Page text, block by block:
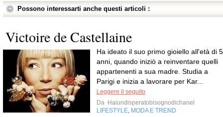
Possono interessarti anche questi articoli :
Victoire de Castellaine
Ha ideato il suo primo gioiello all'età di 5
anni, quando iniziò a reinventare quelli
appartenenti a sua madre. Studia a
Parigi e inizia a lavorare per Kar...
Leggere il seguito
Da Haiundisperatobisognodichanel
LIFESTYLE MODA E TREND